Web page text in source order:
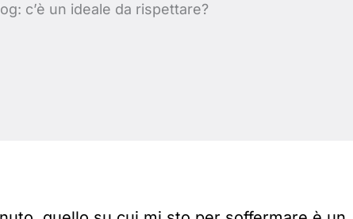
c’è un ideale da rispettare?